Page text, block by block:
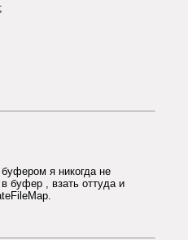
я никогда не
буфер , взать оттуда и